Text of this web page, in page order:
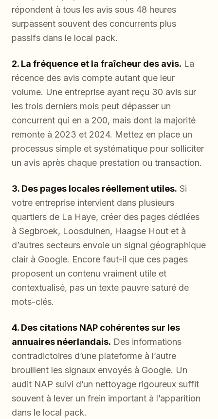
répondent à tous les avis sous 48 heures
surpassent souvent des concurrents plus
passifs dans le local pack.
2. La fréquence et la fraîcheur des avis. La
récence des avis compte autant que leur
volume. Une entreprise ayant reçu 30 avis sur
les trois derniers mois peut dépasser un
concurrent qui en a 200, mais dont la majorité
remonte à 2023 et 2024. Mettez en place un
processus simple et systématique pour solliciter
un avis après chaque prestation ou transaction.
3. Des pages locales réellement utiles. Si
votre entreprise intervient dans plusieurs
quartiers de La Haye, créer des pages dédiées
à Segbroek, Loosduinen, Haagse Hout et à
d’autres secteurs envoie un signal géographique
clair à Google. Encore faut-il que ces pages
proposent un contenu vraiment utile et
contextualisé, pas un texte pauvre saturé de
mots-clés.
4. Des citations NAP cohérentes sur les
annuaires néerlandais. Des informations
contradictoires d’une plateforme à l’autre
brouillent les signaux envoyés à Google. Un
audit NAP suivi d’un nettoyage rigoureux suffit
souvent à lever un frein important à l’apparition
dans le local pack.